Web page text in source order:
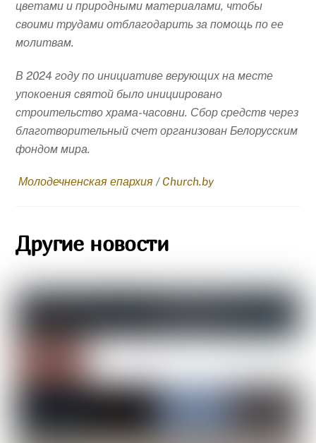
цветами и природными материалами, чтобы
своими трудами отблагодарить за помощь по ее
молитвам.
В 2024 году по инициативе верующих на месте
упокоения святой было инициировано
строительство храма-часовни. Сбор средств через
благотворительный счет организован Белорусским
фондом мира.
Молодечненская епархия / Church.by
Другие новости